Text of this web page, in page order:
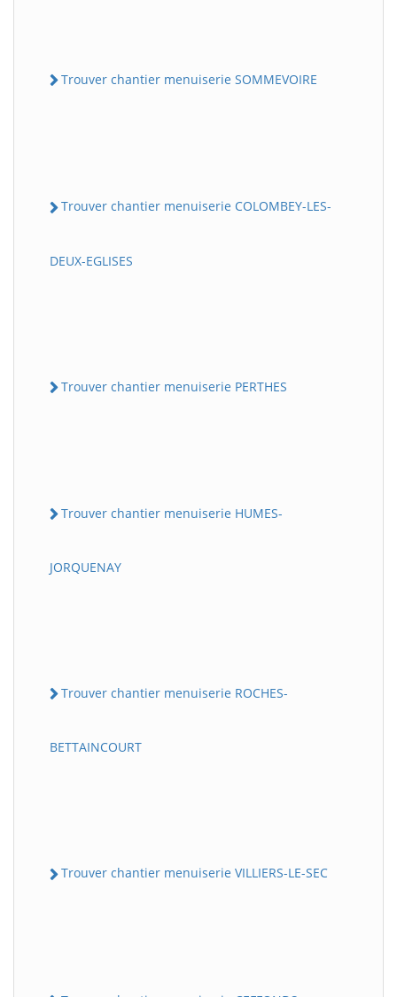
Trouver chantier menuiserie SOMMEVOIRE
Trouver chantier menuiserie COLOMBEY-LES-
DEUX-EGLISES
Trouver chantier menuiserie PERTHES
Trouver chantier menuiserie HUMES-
JORQUENAY
Trouver chantier menuiserie ROCHES-
BETTAINCOURT
Trouver chantier menuiserie VILLIERS-LE-SEC